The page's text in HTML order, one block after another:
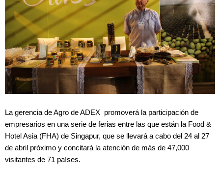
La gerencia de Agro de ADEX promoverá la participación de
empresarios en una serie de ferias entre las que están la Food &
Hotel Asia (FHA) de Singapur, que se llevará a cabo del 24 al 27
de abril próximo y concitará la atención de más de 47,000
visitantes de 71 países.